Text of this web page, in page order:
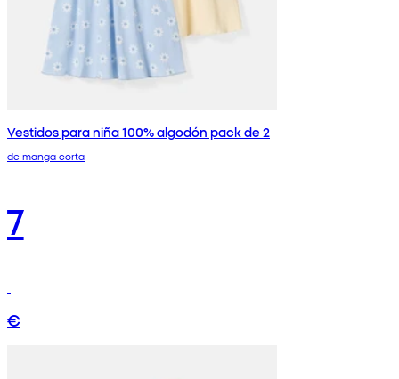
Vestidos para niña 100% algodón pack de 2
de manga corta
7
€